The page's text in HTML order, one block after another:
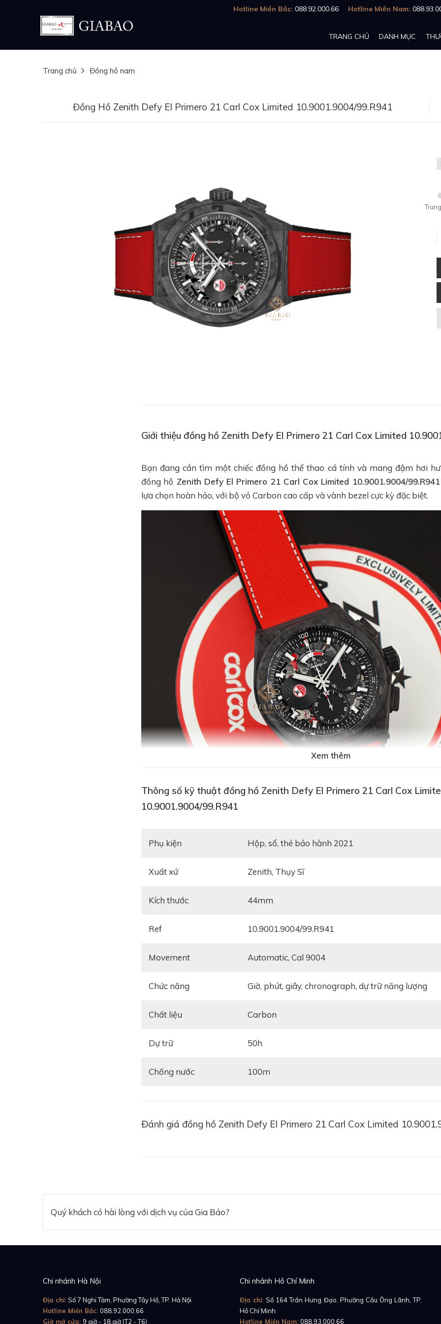
Hotline Miền Bắc: 088.92.000.66 Hotline Miền Nam:
TRANG CHỦ DANH MỤC
Trang chủ Đồng hồ nam
Đồng Hồ Zenith Defy El Primero 21 Carl Cox Limited 10.9001.9004/99.R941
Giới thiệu đồng hồ Zenith Defy El Primero 21 Carl Cox Limited
Bạn đang cần tìm một chiếc đồng hồ thể thao cá tính và mang đậm hơi
đồng hồ Zenith Defy El Primero 21 Carl Cox Limited 10.9001.9004/99.R941
lựa chọn hoàn hảo, với bộ vỏ Carbon cao cấp và vành bezel cực kỳ đặc biệt.
gậy phát sáng đủ sắc màu. Và sản phẩm kết hợp giữa
Xem thêm
Thông số kỹ thuật đồng hồ Zenith Defy El Primero 21 Carl Cox
10.9001.9004/99.R941
Phụ kiện Hộp, sổ, thẻ bảo hành 2021
Xuất xứ Zenith, Thụy Sĩ
Kích thước 44mm
Ref 10.9001.9004/99.R941
Movement automatic, Cal 9004
Chức năng giờ, phút, giây, chronograph, dự trữ năng lượng
Chất liệu carbon
Dự trữ 50h
Chống nước 100m
Đánh giá đồng hồ Zenith Defy El Primero 21 Carl Cox Limited
Quý khách có hài lòng với dịch vụ của Gia Bảo?
Chi nhánh Hà Nội
Địa chỉ: Số 7 Nghi Tàm, Phường Tây Hồ, TP. Hà Nội
Hotline Miền Bắc: 088.92.000.66
Giờ mở cửa: 9 giờ - 18 giờ (T2 - T6)
Chi nhánh Hồ Chí Minh
Địa chỉ:Số 164 Trần Hưng Đạo, Phường Cầu Ông Lãnh, TP.
Hồ Chí Minh
Hotline Miền Nam: 088.93.000.66